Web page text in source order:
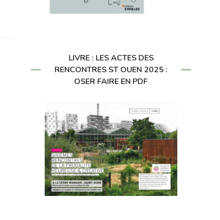
LIVRE : LES ACTES DES
RENCONTRES ST OUEN 2025 :
OSER FAIRE EN PDF